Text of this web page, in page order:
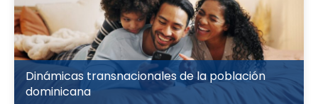
Dinámicas transnacionales de la población
dominicana